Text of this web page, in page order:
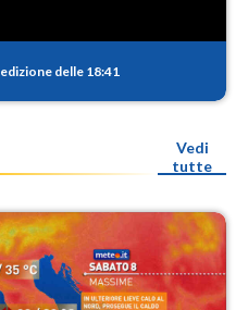
edizione delle 18:41
Vedi
tutte